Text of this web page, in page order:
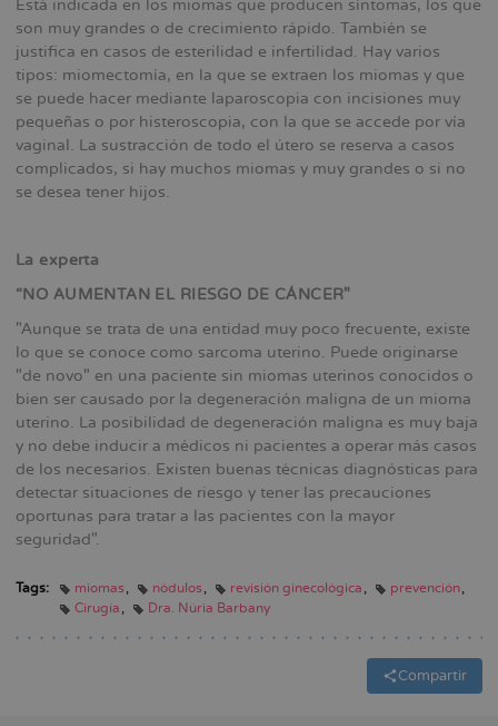
Está indicada en los miomas que producen síntomas, los que
son muy grandes o de crecimiento rápido. También se
justifica en casos de esterilidad e infertilidad. Hay varios
tipos: miomectomía, en la que se extraen los miomas y que
se puede hacer mediante laparoscopia con incisiones muy
pequeñas o por histeroscopia, con la que se accede por vía
vaginal. La sustracción de todo el útero se reserva a casos
complicados, si hay muchos miomas y muy grandes o si no
se desea tener hijos.
La experta
“NO AUMENTAN EL RIESGO DE CÁNCER"
"Aunque se trata de una entidad muy poco frecuente, existe
lo que se conoce como sarcoma uterino. Puede originarse
"de novo" en una paciente sin miomas uterinos conocidos o
bien ser causado por la degeneración maligna de un mioma
uterino. La posibilidad de degeneración maligna es muy baja
y no debe inducir a médicos ni pacientes a operar más casos
de los necesarios. Existen buenas técnicas diagnósticas para
detectar situaciones de riesgo y tener las precauciones
oportunas para tratar a las pacientes con la mayor
seguridad".
Tags: miomas nódulos revisión ginecológica
prevención
Cirugía
Dra. Núria Barbany
Compartir